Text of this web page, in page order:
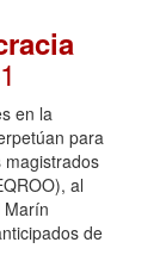
en la
para
al
Marín
de